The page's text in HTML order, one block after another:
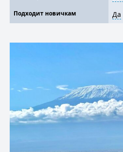
Подходит новичкам Да